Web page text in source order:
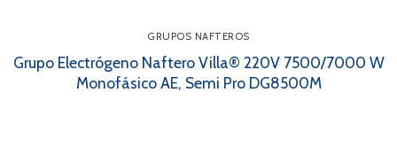
GRUPOS NAFTEROS
Grupo Electrógeno Naftero Villa® 220V 7500/7000 W
Monofásico AE, Semi Pro DG8500M